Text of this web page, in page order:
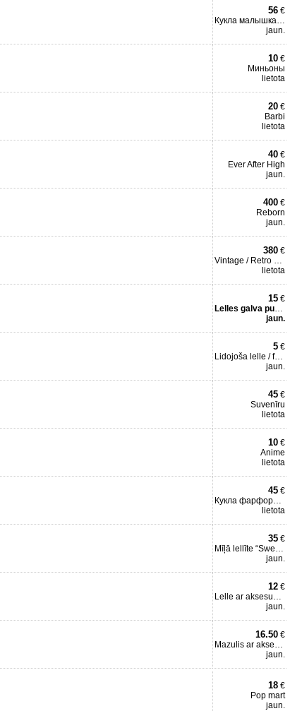
56 €
Кукла малышка Бимба 35 см
jaun.
10 €
Миньоны
lietota
20 €
Barbi
lietota
40 €
Ever After High
jaun.
400 €
Reborn
jaun.
380 €
Vintage / Retro kolekcija
lietota
15 €
Lelles galva pucēšanai
jaun.
5 €
Lidojoša lelle / feja
jaun.
45 €
Suvenīru
lietota
10 €
Anime
lietota
45 €
Кукла фарфоровая
lietota
35 €
Mīļā lellīte “Sweet Angel
jaun.
12 €
Lelle ar aksesuāriem
jaun.
16.50 €
Mazulis ar aksesuāriem
jaun.
18 €
Pop mart
jaun.